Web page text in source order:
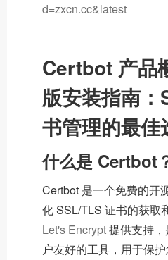
d=zxcn.cc&latest
Certbot 产品
版安装指南
书管理的最佳
什么是 Certbot
Certbot 是一个免费的开
化 SSL/TLS 证书的获取
Let's Encrypt提供支持
户友好的工具，用于保